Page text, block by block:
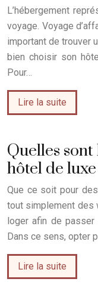
L’hébergement
voyage. Voyage
important de trouver
bien choisir son
Pour…
Lire la suite
Quelles
hôtel de luxe
Que ce soit pour
tout simplement des
loger afin de
Dans ce sens, opter
Lire la suite